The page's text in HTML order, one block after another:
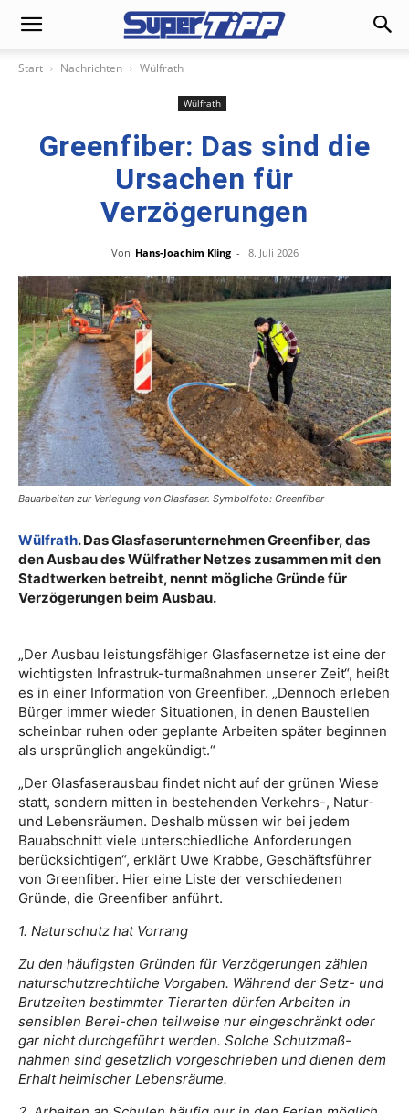
Start Nachrichten Wülfrath
Wülfrath
Greenfiber: Das sind die
Ursachen für
Verzögerungen
Von Hans-Joachim Kling - 8. Juli 2026
Bauarbeiten zur Verlegung von Glasfaser. Symbolfoto: Greenfiber
Wülfrath. Das Glasfaserunternehmen Greenfiber, das
den Ausbau des Wülfrather Netzes zusammen mit den
Stadtwerken betreibt, nennt mögliche Gründe für
Verzögerungen beim Ausbau.
„Der Ausbau leistungsfähiger Glasfasernetze ist eine der
wichtigsten Infrastruk-turmaßnahmen unserer Zeit“, heißt
es in einer Information von Greenfiber. „Dennoch erleben
Bürger immer wieder Situationen, in denen Baustellen
scheinbar ruhen oder geplante Arbeiten später beginnen
als ursprünglich angekündigt.“
„Der Glasfaserausbau findet nicht auf der grünen Wiese
statt, sondern mitten in bestehenden Verkehrs-, Natur-
und Lebensräumen. Deshalb müssen wir bei jedem
Bauabschnitt viele unterschiedliche Anforderungen
berücksichtigen“, erklärt Uwe Krabbe, Geschäftsführer
von Greenfiber. Hier eine Liste der verschiedenen
Gründe, die Greenfiber anführt.
1. Naturschutz hat Vorrang
Zu den häufigsten Gründen für Verzögerungen zählen
naturschutzrechtliche Vorgaben. Während der Setz- und
Brutzeiten bestimmter Tierarten dürfen Arbeiten in
sensiblen Berei-chen teilweise nur eingeschränkt oder
gar nicht durchgeführt werden. Solche Schutzmaß-
nahmen sind gesetzlich vorgeschrieben und dienen dem
Erhalt heimischer Lebensräume.